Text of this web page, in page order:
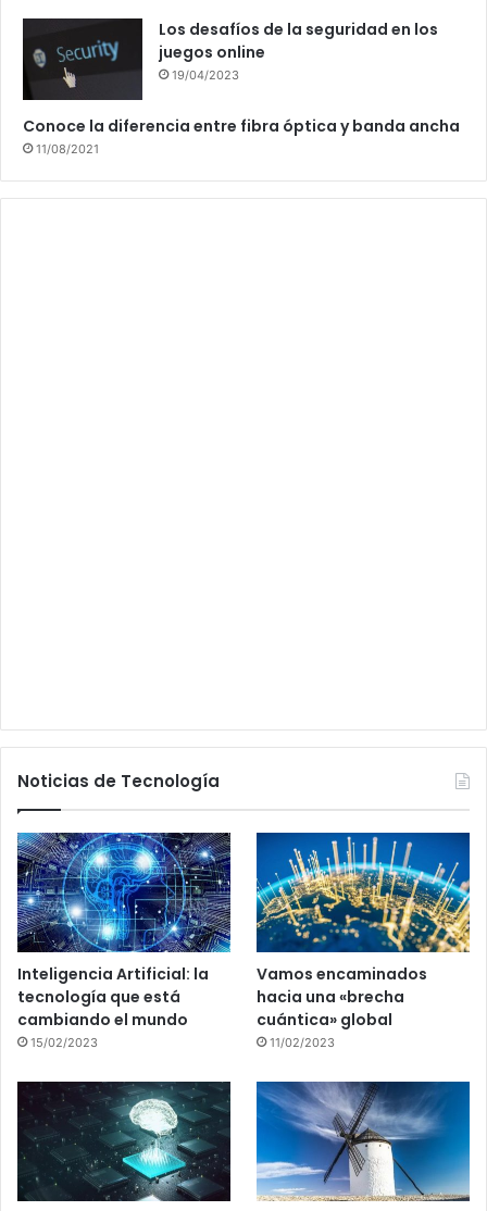
Los desafíos de la seguridad en los
juegos online
19/04/2023
Conoce la diferencia entre fibra óptica y banda ancha
11/08/2021
Noticias de Tecnología
Inteligencia Artificial: la
tecnología que está
cambiando el mundo
15/02/2023
Vamos encaminados
hacia una «brecha
cuántica» global
11/02/2023